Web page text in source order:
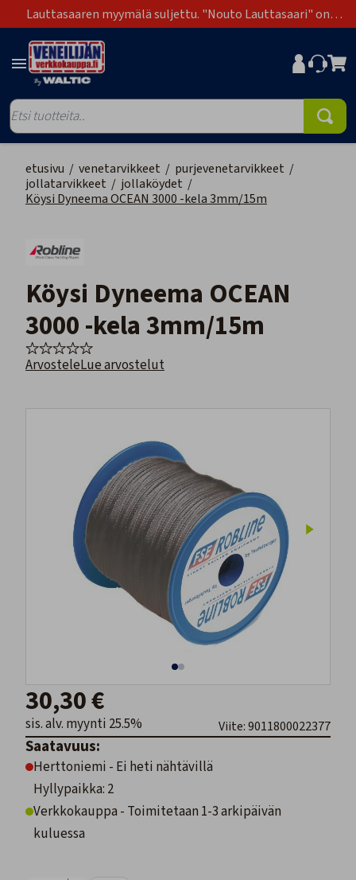
Lauttasaaren myymälä suljettu. "Nouto Lauttasaari" on
poistunut toimitustapavaihtoehdoista.
etusivu / venetarvikkeet / purjevenetarvikkeet /
jollatarvikkeet / jollaköydet /
Köysi Dyneema OCEAN 3000 -kela 3mm/15m
Köysi Dyneema OCEAN
3000 -kela 3mm/15m
ArvosteleLue arvostelut
30,30 €
sis. alv. myynti 25.5% Viite: 9011800022377
Saatavuus:
Herttoniemi - Ei heti nähtävillä
Hyllypaikka: 2
Verkkokauppa - Toimitetaan 1-3 arkipäivän
kuluessa